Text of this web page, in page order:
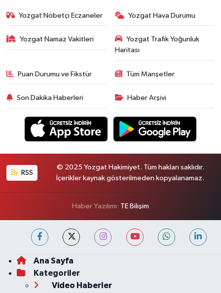
Yozgat Nöbetçi Eczaneler Yozgat Hava Durumu
Yozgat Namaz Vakitleri
Yozgat Trafik Yoğunluk
Haritası
Puan Durumu ve Fikstür Tüm Manşetler
Son Dakika Haberleri Haber Arşivi
RSS
© 2025 Yozgat Hakimiyet. Tüm hakları saklıdır.
İçerikler kaynak gösterilmeden kopyalanamaz.
Haber Yazılımı: TE Bilişim
Ana Sayfa
Kategoriler
Video Haberler